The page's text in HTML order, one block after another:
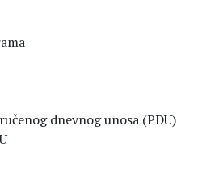
dnevnog unosa (PDU)